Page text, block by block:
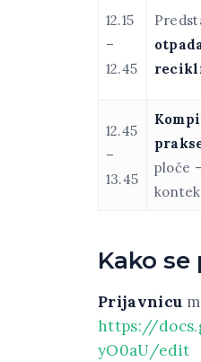
12.15
–
12.45
12.45
–
13.45
ploče
Kako
Prijavnicu
https://
yO0aU/edit